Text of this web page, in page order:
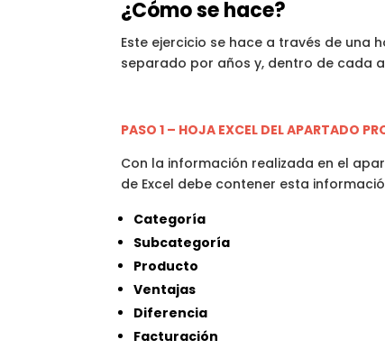
¿Cómo se hace?
Este ejercicio se hace a través de una
separado por años y, dentro de cada
PASO 1 – HOJA EXCEL DEL APARTADO
Con la información realizada en el
de Excel debe contener esta
Categoría
Subcategoría
Producto
Ventajas
Diferencia
Facturación